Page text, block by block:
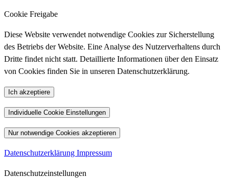
Cookie Freigabe
Diese Website verwendet notwendige Cookies zur Sicherstellung
des Betriebs der Website. Eine Analyse des Nutzerverhaltens durch
Dritte findet nicht statt. Detaillierte Informationen über den Einsatz
von Cookies finden Sie in unseren Datenschutzerklärung.
Ich akzeptiere
Individuelle Cookie Einstellungen
Nur notwendige Cookies akzeptieren
Datenschutzerklärung Impressum
Datenschutzeinstellungen